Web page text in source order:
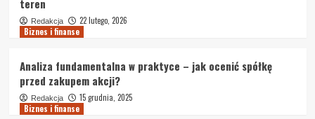
teren
Redakcja
22 lutego, 2026
Biznes i finanse
Analiza fundamentalna w praktyce – jak ocenić spółkę
przed zakupem akcji?
Redakcja
15 grudnia, 2025
Biznes i finanse